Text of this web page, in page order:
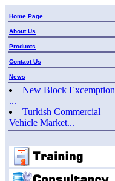
Home Page
About Us
Products
Contact Us
News
New Block Excemption
...
Turkish Commercial
Vehicle Market...